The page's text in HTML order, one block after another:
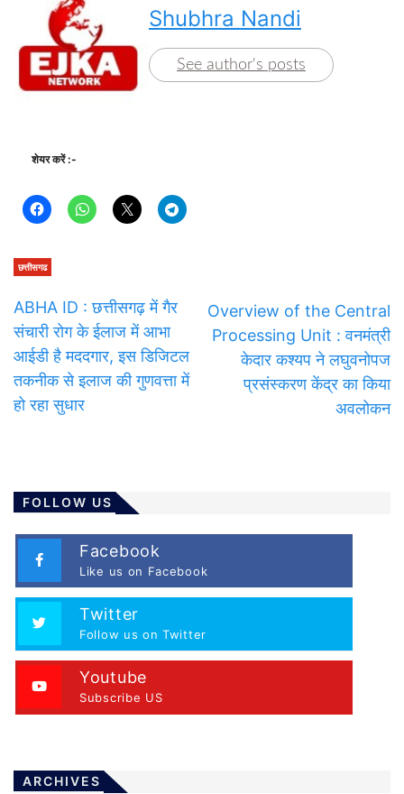
Shubhra Nandi
See author's posts
शेयर करें :-
छत्तीसगढ
ABHA ID : छत्तीसगढ़ में गैर
संचारी रोग के ईलाज में आभा
आईडी है मददगार, इस डिजिटल
तकनीक से इलाज की गुणवत्ता में
हो रहा सुधार
Overview of the Central
Processing Unit : वनमंत्री
केदार कश्यप ने लघुवनोपज
प्रसंस्करण केंद्र का किया
अवलोकन
FOLLOW US
Facebook
Like us on Facebook
Twitter
Follow us on Twitter
Youtube
Subscribe US
ARCHIVES